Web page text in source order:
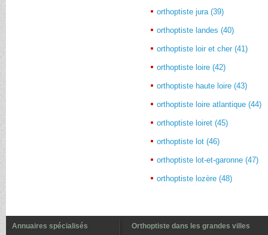
orthoptiste jura (39)
orthoptiste landes (40)
orthoptiste loir et cher (41)
orthoptiste loire (42)
orthoptiste haute loire (43)
orthoptiste loire atlantique (44)
orthoptiste loiret (45)
orthoptiste lot (46)
orthoptiste lot-et-garonne (47)
orthoptiste lozère (48)
Annuaires spécialisés Orthoptiste dans les grandes villes